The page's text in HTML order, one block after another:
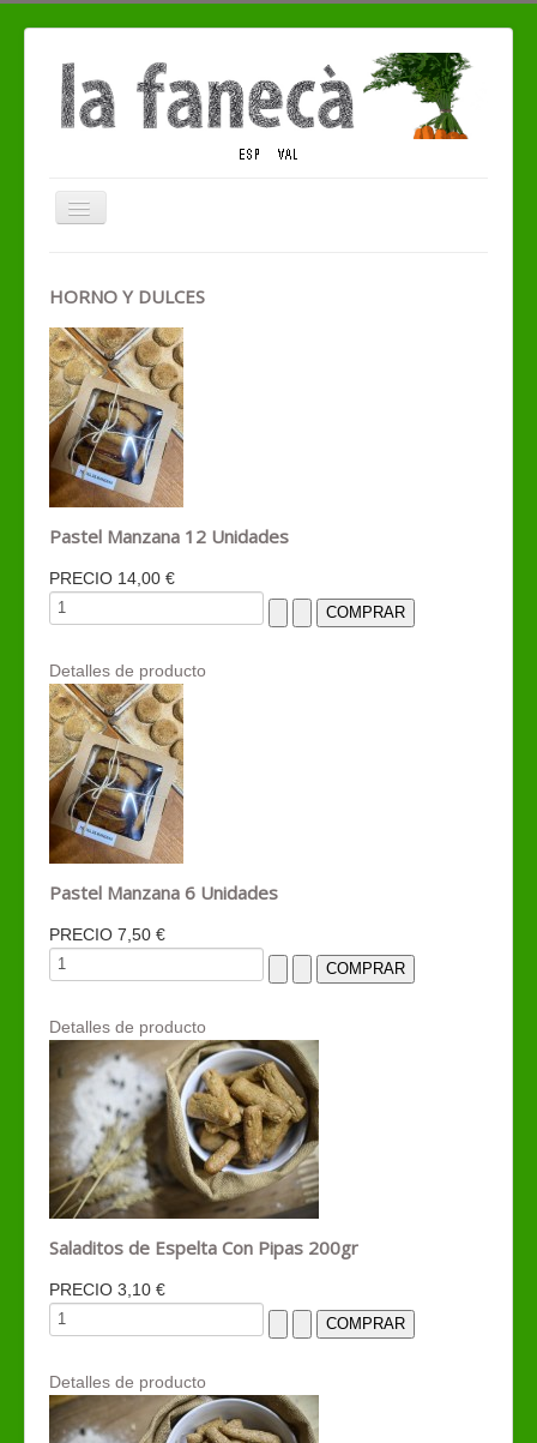
Cambiar
TIENDA ECO
CONTACTO
HORNO Y DULCES
Pastel Manzana 12 Unidades
PRECIO 14,00 €
Detalles de producto
Pastel Manzana 6 Unidades
PRECIO 7,50 €
Detalles de producto
Saladitos de Espelta Con Pipas 200gr
PRECIO 3,10 €
Detalles de producto